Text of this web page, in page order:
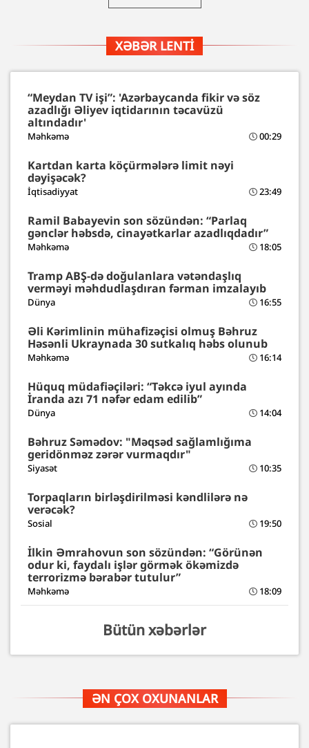
XƏBƏR LENTI
“Meydan TV işi”: 'Azərbaycanda fikir və söz
azadlığı Əliyev iqtidarının təcavüzü
altındadır'
Məhkəmə 00:29
Kartdan karta köçürmələrə limit nəyi
dəyişəcək?
İqtisadiyyat 23:49
Ramil Babayevin son sözündən: “Parlaq
gənclər həbsdə, cinayətkarlar azadlıqdadır”
Məhkəmə 18:05
Tramp ABŞ-də doğulanlara vətəndaşlıq
verməyi məhdudlaşdıran fərman imzalayıb
Dünya 16:55
Əli Kərimlinin mühafizəçisi olmuş Bəhruz
Həsənli Ukraynada 30 sutkalıq həbs olunub
Məhkəmə 16:14
Hüquq müdafiəçiləri: “Təkcə iyul ayında
İranda azı 71 nəfər edam edilib”
Dünya 14:04
Bəhruz Səmədov: "Məqsəd sağlamlığıma
geridönməz zərər vurmaqdır"
Siyasət 10:35
Torpaqların birləşdirilməsi kəndlilərə nə
verəcək?
Sosial 19:50
İlkin Əmrahovun son sözündən: “Görünən
odur ki, faydalı işlər görmək ökəmizdə
terrorizmə bərabər tutulur”
Məhkəmə 18:09
Bütün xəbərlər
ƏN ÇOX OXUNANLAR